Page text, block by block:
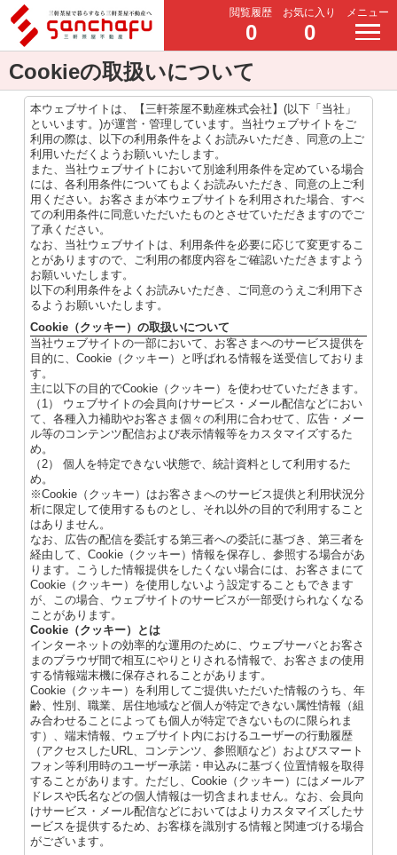
閲覧履歴
0
お気に入り
0
メニュー
Cookieの取扱いについて
本ウェブサイトは、【三軒茶屋不動産株式会社】(以下「当社」
といいます。)が運営・管理しています。当社ウェブサイトをご
利用の際は、以下の利用条件をよくお読みいただき、同意の上ご
利用いただくようお願いいたします。
また、当社ウェブサイトにおいて別途利用条件を定めている場合
には、各利用条件についてもよくお読みいただき、同意の上ご利
用ください。お客さまが本ウェブサイトを利用された場合、すべ
ての利用条件に同意いただいたものとさせていただきますのでご
了承ください。
なお、当社ウェブサイトは、利用条件を必要に応じて変更するこ
とがありますので、ご利用の都度内容をご確認いただきますよう
お願いいたします。
以下の利用条件をよくお読みいただき、ご同意のうえご利用下さ
るようお願いいたします。
Cookie（クッキー）の取扱いについて
当社ウェブサイトの一部において、お客さまへのサービス提供を
目的に、Cookie（クッキー）と呼ばれる情報を送受信しておりま
す。
主に以下の目的でCookie（クッキー）を使わせていただきます。
（1） ウェブサイトの会員向けサービス・メール配信などにおい
て、各種入力補助やお客さま個々の利用に合わせて、広告・メー
ル等のコンテンツ配信および表示情報等をカスタマイズするた
め。
（2） 個人を特定できない状態で、統計資料として利用するた
め。
※Cookie（クッキー）はお客さまへのサービス提供と利用状況分
析に限定して使用するものとし、それ以外の目的で利用すること
はありません。
なお、広告の配信を委託する第三者への委託に基づき、第三者を
経由して、Cookie（クッキー）情報を保存し、参照する場合があ
ります。こうした情報提供をしたくない場合には、お客さまにて
Cookie（クッキー）を使用しないよう設定することもできます
が、この場合、ウェブサイトのサービスが一部受けられなくなる
ことがあります。
Cookie（クッキー）とは
インターネットの効率的な運用のために、ウェブサーバとお客さ
まのブラウザ間で相互にやりとりされる情報で、お客さまの使用
する情報端末機に保存されることがあります。
Cookie（クッキー）を利用してご提供いただいた情報のうち、年
齢、性別、職業、居住地域など個人が特定できない属性情報（組
み合わせることによっても個人が特定できないものに限られま
す）、端末情報、ウェブサイト内におけるユーザーの行動履歴
（アクセスしたURL、コンテンツ、参照順など）およびスマート
フォン等利用時のユーザー承諾・申込みに基づく位置情報を取得
することがあります。ただし、Cookie（クッキー）にはメールア
ドレスや氏名などの個人情報は一切含まれません。なお、会員向
けサービス・メール配信などにおいてはよりカスタマイズしたサ
ービスを提供するため、お客様を識別する情報と関連づける場合
がございます。